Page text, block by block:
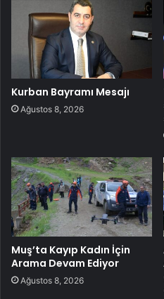
Kurban Bayramı Mesajı
Ağustos 8, 2026
Muş’ta Kayıp Kadın İçin
Arama Devam Ediyor
Ağustos 8, 2026